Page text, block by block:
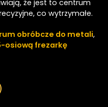
że jest to centrum
co wytrzymałe.
obróbcze do metali,
osiową frezarkę